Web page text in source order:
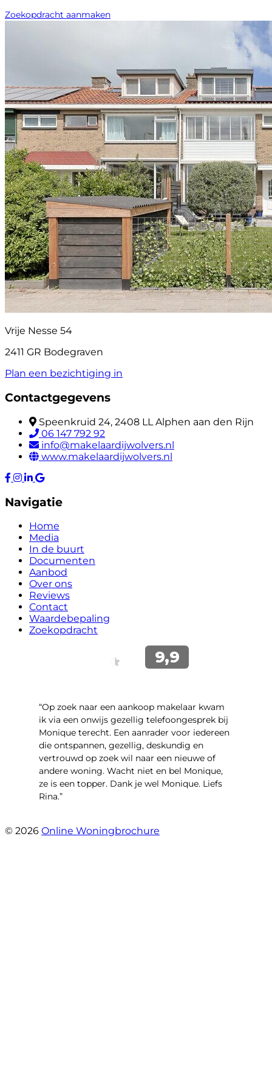
Zoekopdracht aanmaken
Vrije Nesse 54
2411 GR Bodegraven
Plan een bezichtiging in
Contactgegevens
Speenkruid 24, 2408 LL Alphen aan den Rijn
06 147 792 92
info@makelaardijwolvers.nl
www.makelaardijwolvers.nl
Navigatie
Home
Media
In de buurt
Documenten
Aanbod
Over ons
Reviews
Contact
Waardebepaling
Zoekopdracht
“Op zoek naar een aankoop makelaar kwam
ik via een onwijs gezellig telefoongesprek bij
Monique terecht. Een aanrader voor iedereen
die ontspannen, gezellig, deskundig en
vertrouwd op zoek wil naar een nieuwe of
andere woning. Wacht niet en bel Monique,
ze is een topper. Dank je wel Monique. Liefs
Rina.”
© 2026 Online Woningbrochure